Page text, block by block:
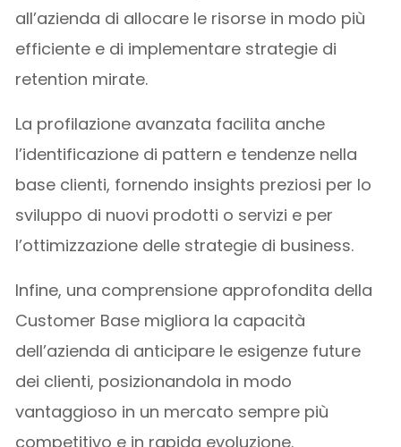
all’azienda di allocare le risorse in modo più
efficiente e di implementare strategie di
retention mirate.
La profilazione avanzata facilita anche
l’identificazione di pattern e tendenze nella
base clienti, fornendo insights preziosi per lo
sviluppo di nuovi prodotti o servizi e per
l’ottimizzazione delle strategie di business.
Infine, una comprensione approfondita della
Customer Base migliora la capacità
dell’azienda di anticipare le esigenze future
dei clienti, posizionandola in modo
vantaggioso in un mercato sempre più
competitivo e in rapida evoluzione.